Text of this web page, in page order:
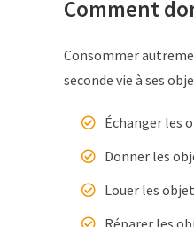
Comment
Consommer
seconde vie à ses
Échanger les
Donner les
Louer les
Réparer les